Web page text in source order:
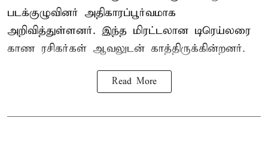
படக்குழுவினர் அதிகாரப்பூர்வமாக
அறிவித்துள்ளனர். இந்த மிரட்டலான டிரெய்லரை
காண ரசிகர்கள் ஆவலுடன் காத்திருக்கின்றனர்.
Read More